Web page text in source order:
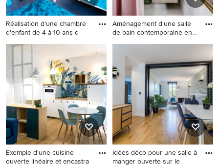
Réalisation d'une chambre
d'enfant de 4 à 10 ans d
Réalisation d'une chambre
d'enfant de 4 à 10 ans design
de taille moyenne avec un
mur bleu, sol en béton ciré et
un sol gris.
Aménagement d'une salle
de bain contemporaine en
Aménagement d'une salle de
bain contemporaine en bois
clair avec un placard à porte
plane, un carrelage vert, un
mur blanc, un sol en
carrelage de terre cuite, un
plan vasque et un sol blanc.
Exemple d'une cuisine
ouverte linéaire et encastra
Idées déco pour une salle à
manger ouverte sur le